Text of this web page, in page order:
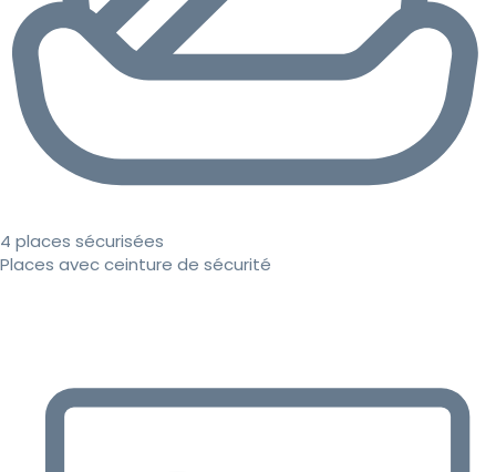
4 places sécurisées
Places avec ceinture de sécurité